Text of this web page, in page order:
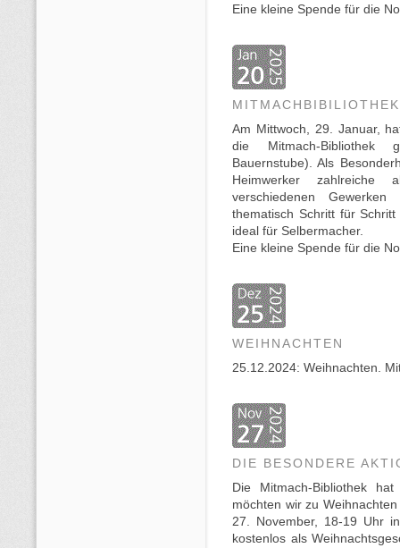
Eine kleine Spende für die
MITMACHBIBILIOTHEK
Am Mittwoch, 29. Januar,
die Mitmach-Bibliothek
Bauernstube). Als
Heimwerker zahlreiche
verschiedenen
thematisch Schritt für
ideal für Selbermacher.
Eine kleine Spende für die
WEIHNACHTEN
25.12.2024: Weihnachten.
DIE BESONDERE
Die Mitmach-Bibliothek
möchten wir zu
27. November, 18-19 Uhr
kostenlos als